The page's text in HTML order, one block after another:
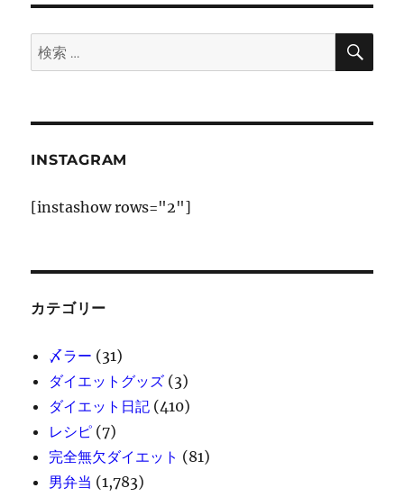
の
ペ
ジ
送
検
索:
検
INSTAGRAM
[instashow rows="2"]
カテゴリー
〆ラー (31)
ダイエットグッズ (3)
ダイエット日記 (410)
レシピ (7)
完全無欠ダイエット (81)
男弁当 (1,783)